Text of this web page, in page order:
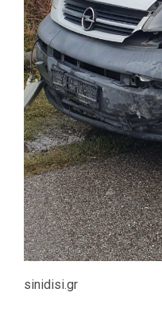
sinidisi.gr